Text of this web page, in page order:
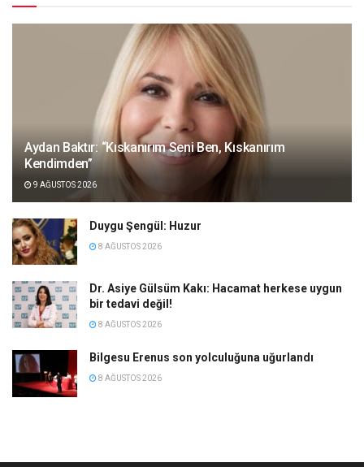
Aydan Baktır: “Kıskanırım Seni Ben, Kıskanırım
Kendimden”
9 AĞUSTOS 2026
Duygu Şengül: Huzur
8 AĞUSTOS 2026
Dr. Asiye Gülsüm Kakı: Hacamat herkese uygun
bir tedavi değil!
8 AĞUSTOS 2026
Bilgesu Erenus son yolculuğuna uğurlandı
8 AĞUSTOS 2026